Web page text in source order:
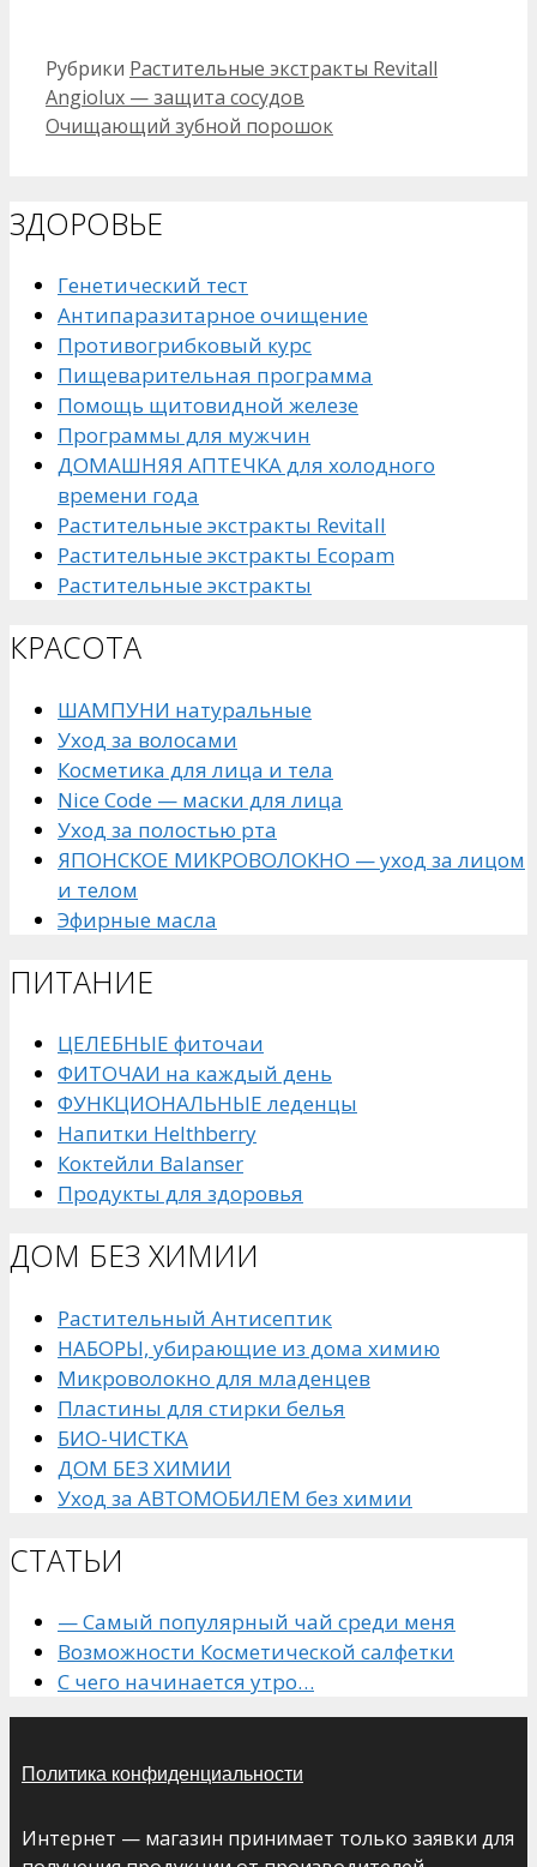
Рубрики Растительные экстракты Revitall
Angiolux — защита сосудов
Очищающий зубной порошок
ЗДОРОВЬЕ
Генетический тест
Антипаразитарное очищение
Противогрибковый курс
Пищеварительная программа
Помощь щитовидной железе
Программы для мужчин
ДОМАШНЯЯ АПТЕЧКА для холодного
времени года
Растительные экстракты Revitall
Растительные экстракты Ecopam
Растительные экстракты
КРАСОТА
ШАМПУНИ натуральные
Уход за волосами
Косметика для лица и тела
Nice Code — маски для лица
Уход за полостью рта
ЯПОНСКОЕ МИКРОВОЛОКНО — уход за лицом
и телом
Эфирные масла
ПИТАНИЕ
ЦЕЛЕБНЫЕ фиточаи
ФИТОЧАИ на каждый день
ФУНКЦИОНАЛЬНЫЕ леденцы
Напитки Helthberry
Коктейли Balanser
Продукты для здоровья
ДОМ БЕЗ ХИМИИ
Растительный Антисептик
НАБОРЫ, убирающие из дома химию
Микроволокно для младенцев
Пластины для стирки белья
БИО-ЧИСТКА
ДОМ БЕЗ ХИМИИ
Уход за АВТОМОБИЛЕМ без химии
СТАТЬИ
— Самый популярный чай среди меня
Возможности Косметической салфетки
С чего начинается утро…
Политика конфиденциальности
Интернет — магазин принимает только заявки для